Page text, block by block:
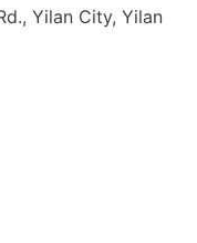
Yilan City, Yilan